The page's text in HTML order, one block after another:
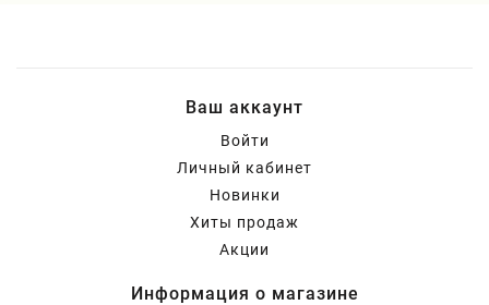
Ваш аккаунт
Войти
Личный кабинет
Новинки
Хиты продаж
Акции
Информация о магазине